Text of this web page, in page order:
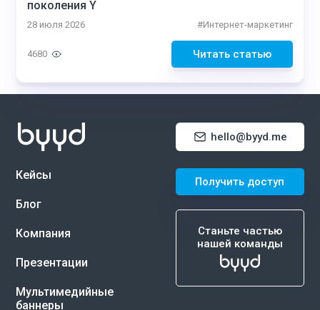
поколения Y
28 июля 2026 #Интернет-маркетинг
Читать статью
4680
Кейсы
Блог
Компания
Презентации
Мультимедийные
баннеры
hello@byyd.me
Получить доступ
Станьте частью
нашей команды